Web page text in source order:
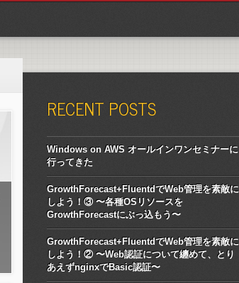
RECENT POSTS
Windows on AWS オールインワンセミナーに
行ってきた
GrowthForecast+FluentdでWeb管理を素敵に
しよう！③ 〜各種OSリソースを
GrowthForecastにぶっ込もう〜
GrowthForecast+FluentdでWeb管理を素敵に
しよう！② 〜Web認証について纏めて、とり
あえずnginxでBasic認証〜